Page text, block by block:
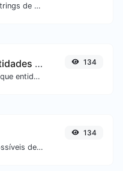
Analise detalhes de strings de user agent.
Conversor de entidades HTML
Codifique ou decodifique entidades HTML para qualquer entrada fornecida.
134
Obtenha todos os possíveis detalhes sobre um certificado SSL.
134